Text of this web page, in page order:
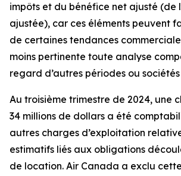
impôts et du bénéfice net ajusté (de
ajustée), car ces éléments peuvent
de certaines tendances
moins pertinente toute analyse
regard d’autres périodes ou
Au troisième trimestre de 2024, une
34 millions de dollars a été
autres charges d’exploitation
estimatifs liés aux obligations
de location. Air Canada a exclu